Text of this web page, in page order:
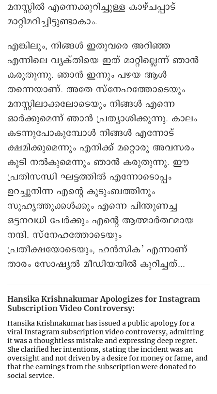
മനസ്സിൽ എന്നെക്കുറിച്ചുള്ള കാഴ്ചപ്പാട്
മാറ്റിമറിച്ചിട്ടുണ്ടാകാം.
എങ്കിലും, നിങ്ങൾ ഇതുവരെ അറിഞ്ഞ
എന്നിലെ വ്യക്തിയെ ഇത് മാറ്റില്ലെന്ന് ഞാൻ
കരുതുന്നു. ഞാൻ ഇന്നും പഴയ ആൾ
തന്നെയാണ്. അതേ സ്നേഹത്തോടെയും
മനസ്സിലാക്കലോടെയും നിങ്ങൾ എന്നെ
ഓർക്കുമെന്ന് ഞാൻ പ്രത്യാശിക്കുന്നു. കാലം
കടന്നുപോകുമ്പോൾ നിങ്ങൾ എന്നോട്
ക്ഷമിക്കുമെന്നും എനിക്ക് മറ്റൊരു അവസരം
കൂടി നൽകുമെന്നും ഞാൻ കരുതുന്നു. ഈ
പ്രതിസന്ധി ഘട്ടത്തിൽ എന്നോടൊപ്പം
ഉറച്ചുനിന്ന എന്റെ കുടുംബത്തിനും
സുഹൃത്തുക്കൾക്കും എന്നെ പിന്തുണച്ച
ഒട്ടനവധി പേർക്കും എന്റെ ആത്മാർത്ഥമായ
നന്ദി. സ്നേഹത്തോടെയും
പ്രതീക്ഷയോടെയും, ഹൻസിക’ എന്നാണ്
താരം സോഷ്യൽ മീഡിയയിൽ കുറിച്ചത്...
Hansika Krishnakumar Apologizes for Instagram
Subscription Video Controversy:
Hansika Krishnakumar has issued a public apology for a
viral Instagram subscription video controversy, admitting
it was a thoughtless mistake and expressing deep regret.
She clarified her intentions, stating the incident was an
oversight and not driven by a desire for money or fame, and
that the earnings from the subscription were donated to
social service.